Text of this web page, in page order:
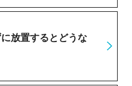
放置するとどうな